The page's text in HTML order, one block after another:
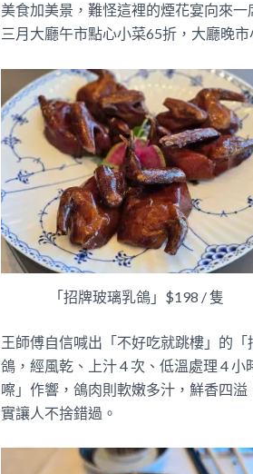
美食加美景，難怪這裡的煙花宴向來
三月大廳午市點心小菜65折，大廳晚
「招牌玻璃乳鴿」$198 / 隻
王師傅自信喊出「不好吃就跳樓」的
鴿，經風乾、上汁 4 次、低溫處理 4
嚓」作響，鴿肉則軟嫩多汁，鮮香四
實讓人不捨錯過。​